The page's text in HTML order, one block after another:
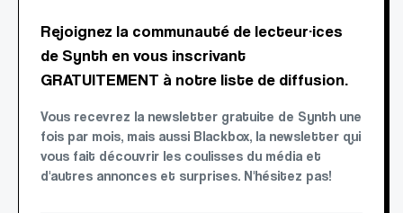
Rejoignez la communauté de lecteur·ices
de Synth en vous inscrivant
GRATUITEMENT à notre liste de diffusion.
Vous recevrez la newsletter gratuite de Synth une
fois par mois, mais aussi Blackbox, la newsletter qui
vous fait découvrir les coulisses du média et
d'autres annonces et surprises. N'hésitez pas!